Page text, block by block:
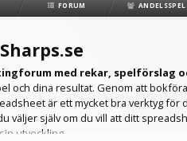
FORUM ANDELSSPEL
med rekar, spelförslag
och dina resultat. Genom att
är ett mycket bra verktyg
väljer själv om du vill att ditt
utveckling.